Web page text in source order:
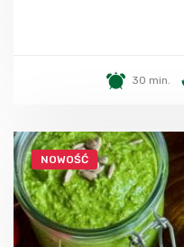
30 min.
NOWOŚĆ